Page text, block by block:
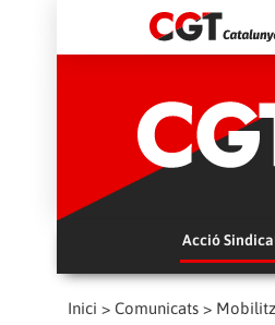
Acció
Inici > Comunicats >